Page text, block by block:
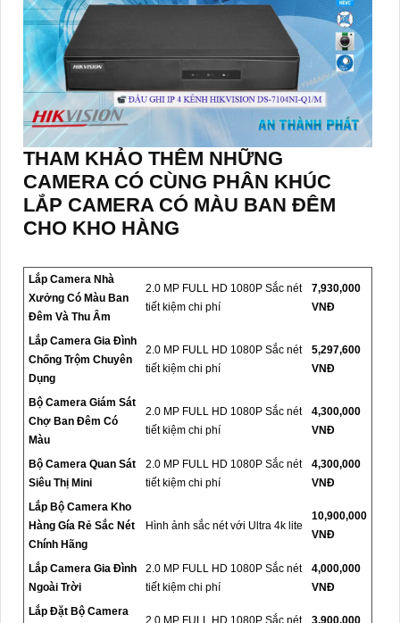
THAM KHẢO THÊM NHỮNG
CAMERA CÓ CÙNG PHÂN KHÚC
LẮP CAMERA CÓ MÀU BAN ĐÊM
CHO KHO HÀNG
Lắp Camera Nhà
Xưởng Có Màu Ban
Đêm Và Thu Âm
2.0 MP FULL HD 1080P Sắc nét
tiết kiệm chi phí
7,930,000
VNĐ
Lắp Camera Gia Đình
Chống Trộm Chuyên
Dụng
2.0 MP FULL HD 1080P Sắc nét
tiết kiệm chi phí
5,297,600
VNĐ
Bộ Camera Giám Sát
Chợ Ban Đêm Có
Màu
2.0 MP FULL HD 1080P Sắc nét
tiết kiệm chi phí
4,300,000
VNĐ
Bộ Camera Quan Sát
Siêu Thị Mini
2.0 MP FULL HD 1080P Sắc nét
tiết kiệm chi phí
4,300,000
VNĐ
Lắp Bộ Camera Kho
Hàng Gía Rẻ Sắc Nét
Chính Hãng
Hình ảnh sắc nét với Ultra 4k lite
10,900,000
VNĐ
Lắp Camera Gia Đình
Ngoài Trời
2.0 MP FULL HD 1080P Sắc nét
tiết kiệm chi phí
4,000,000
VNĐ
Lắp Đặt Bộ Camera
2.0 MP FULL HD 1080P Sắc nét
3,900,000